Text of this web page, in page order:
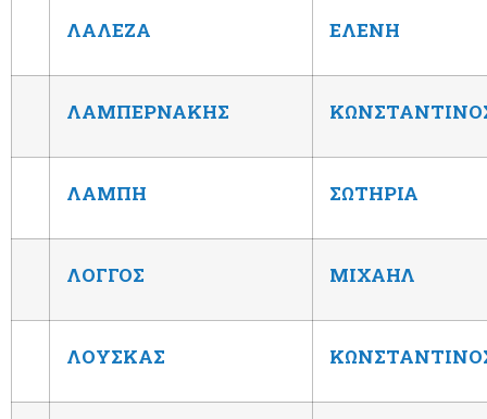
ΛΑΛΕΖΑ ΕΛΕΝΗ
ΛΑΜΠΕΡΝΑΚΗΣ
ΛΑΜΠΗ ΣΩΤΗΡΙΑ
ΛΟΓΓΟΣ ΜΙΧΑΗΛ
ΛΟΥΣΚΑΣ